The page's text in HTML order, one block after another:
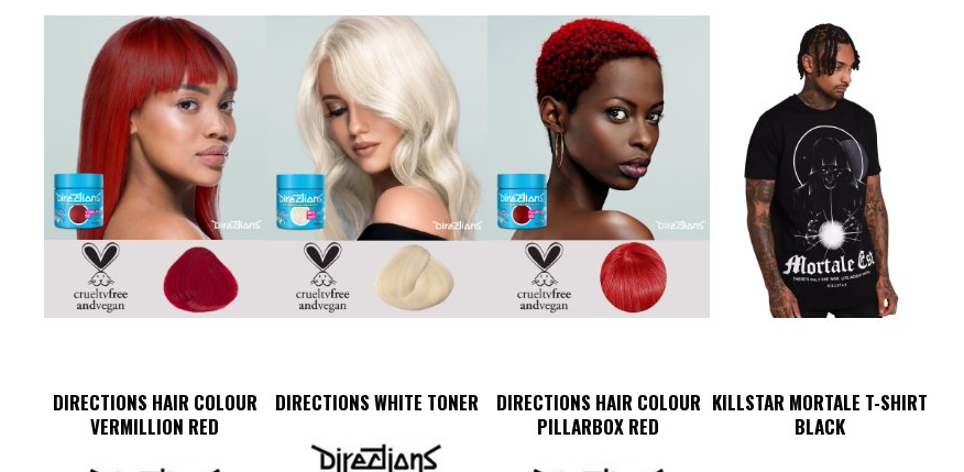
DIRECTIONS HAIR COLOUR
VERMILLION RED
DIRECTIONS WHITE TONER
DIRECTIONS HAIR COLOUR
PILLARBOX RED
KILLSTAR MORTALE T-SHIRT
BLACK